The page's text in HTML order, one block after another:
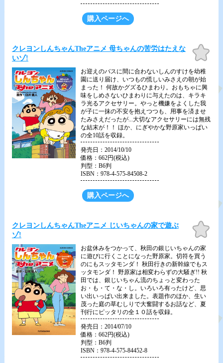
購入ページへ
クレヨンしんちゃんTheアニメ 母ちゃんの苦労はたえな
いゾ!
お気
に入
お迎えのバスに間に合わないしんのすけを幼稚
園に送り届け、いつもの慌しいみさえの朝が始
まった！ 何故かグズるひまわり。おもちゃに興
味をしめさないひまわりに与えたのは、キラキ
ラ光るアクセサリー。やっと機嫌をよくした我
が子に一抹の不安を抱えつつも、用事を済ませ
たみさえだったが...大切なアクセサリーには無残
な結末が！！ ほか、にぎやかな野原家いっぱい
の全10話を収録。
発売日：2014/10/10
価格：662円(税込)
判型：B6判
ISBN：978-4-575-84508-2
購入ページへ
クレヨンしんちゃんTheアニメ じいちゃんの家で遊ぶ
ゾ!
お気
に入
お盆休みをつかって、秋田の銀じいちゃんの家
に遊びに行くことになった野原家。切符を買う
のにもスッタモンダ！ 秋田行きの新幹線でもス
ッタモンダ！ 野原家は相変わらずの大騒ぎ!! 秋
田では、銀じいちゃん流のちょっと変わった
お・も・て・な・し。いろいろ有ったけど、思
い出いっぱい出来ました。表題作のほか、生い
茂った庭の草むしりで大奮闘するお話など、夏
刊行にピッタリの全１０話を収録。
発売日：2014/07/10
価格：662円(税込)
判型：B6判
ISBN：978-4-575-84452-8